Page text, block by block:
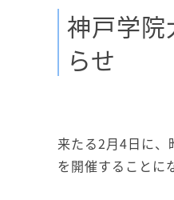
神戸学
らせ
来たる2月4日に
を開催することに